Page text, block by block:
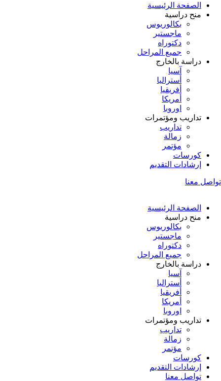
الصفحة الرئيسية
منح دراسية
بكالوريوس
ماجستير
دكتوراه
جميع المراحل
دراسة بالخارج
آسيا
أستراليا
أفريقيا
أمريكا
اوروبا
تداريب ومؤتمرات
تداريب
زمالة
مؤتمر
كورسات
إرشادات التقديم
تواصل معنا
الصفحة الرئيسية
منح دراسية
بكالوريوس
ماجستير
دكتوراه
جميع المراحل
دراسة بالخارج
آسيا
أستراليا
أفريقيا
أمريكا
اوروبا
تداريب ومؤتمرات
تداريب
زمالة
مؤتمر
كورسات
إرشادات التقديم
تواصل معنا